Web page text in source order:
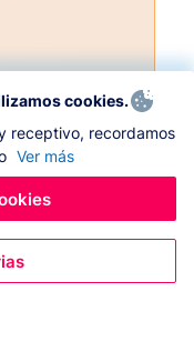
cookies.
receptivo, recordamos
Ver más